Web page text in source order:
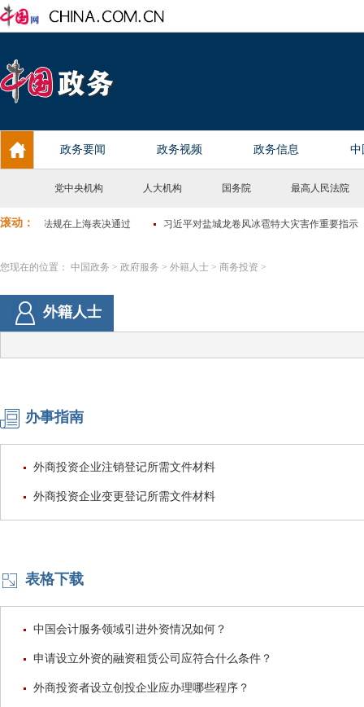
党中央机构 人大机构 国务院 最高人民法院
您现在的位置： 中国政务 > 政府服务 > 外籍人士 > 商务投资 >
外籍人士
办事指南
外商投资企业注销登记所需文件材料
外商投资企业变更登记所需文件材料
表格下载
中国会计服务领域引进外资情况如何？
申请设立外资的融资租赁公司应符合什么条件？
外商投资者设立创投企业应办理哪些程序？